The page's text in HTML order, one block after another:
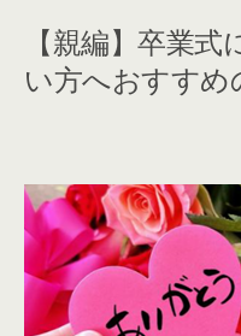
【親編】卒業
い方へおすすめ